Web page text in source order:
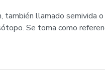
llamado semivida o
Se toma como